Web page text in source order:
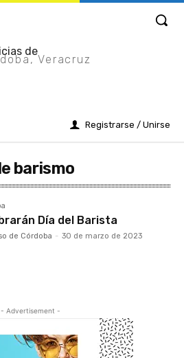
de
Veracruz
Registrarse / Unirse
barismo
Día del Barista
de Córdoba - 30 de marzo de 2023
- Advertisement -